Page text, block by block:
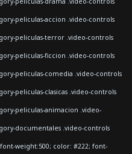
peliculas-accion .video-controls
peliculas-terror .video-controls
peliculas-ficcion .video-controls
peliculas-comedia .video-controls
peliculas-clasicas .video-controls
peliculas-animacion .video-
documentales .video-controls
weight:500; color: #222; font-